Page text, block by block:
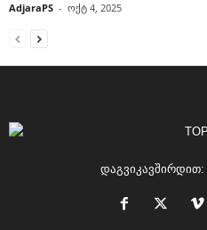
AdjaraPS - ოქტ 4, 2025
დაგვიკავშირდით: